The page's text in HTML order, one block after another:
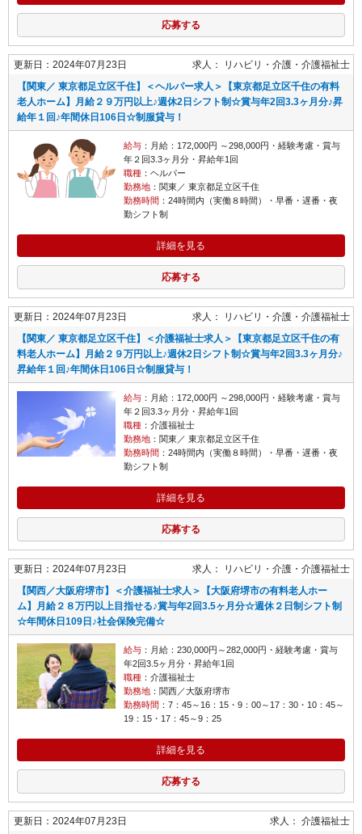
応募する
更新日：2024年07月23日 求人： リハビリ・介護
介護福祉士
【関東／ 東京都足立区千住】＜ヘルパー求人＞【東京都足立区千住の有料
老人ホーム】月給２９万円以上♪週休2日シフト制☆賞与年2回3.3ヶ月分♪昇
給年１回♪年間休日106日☆制服貸与！
給与：月給：172,000円 ～298,000円・経験考慮・賞与
年２回3.3ヶ月分・昇給年1回
職種：ヘルパー
勤務地：関東／ 東京都足立区千住
勤務時間 ：24時間内（実働８時間）・早番・遅番・夜
勤シフト制
詳細を見る
応募する
更新日：2024年07月23日 求人： リハビリ・介護
介護福祉士
【関東／ 東京都足立区千住】＜介護福祉士求人＞【東京都足立区千住の有
料老人ホーム】月給２９万円以上♪週休2日シフト制☆賞与年2回3.3ヶ月分♪
昇給年１回♪年間休日106日☆制服貸与！
給与：月給：172,000円 ～298,000円・経験考慮・賞与
年２回3.3ヶ月分・昇給年1回
職種：介護福祉士
勤務地：関東／ 東京都足立区千住
勤務時間 ：24時間内（実働８時間）・早番・遅番・夜
勤シフト制
詳細を見る
応募する
更新日：2024年07月23日 求人： リハビリ・介護
介護福祉士
【関西／大阪府堺市】＜介護福祉士求人＞【大阪府堺市の有料老人ホー
ム】月給２８万円以上目指せる♪賞与年2回3.5ヶ月分☆週休２日制シフト制
☆年間休日109日♪社会保険完備☆
給与：月給：230,000円～282,000円・経験考慮・賞与
年2回3.5ヶ月分・昇給年1回
職種：介護福祉士
勤務地：関西／大阪府堺市
勤務時間 ：7：45～16：15・9：00～17：30・10：45～
19：15・17：45～9：25
詳細を見る
応募する
更新日：2024年07月23日 求人： 介護福祉士